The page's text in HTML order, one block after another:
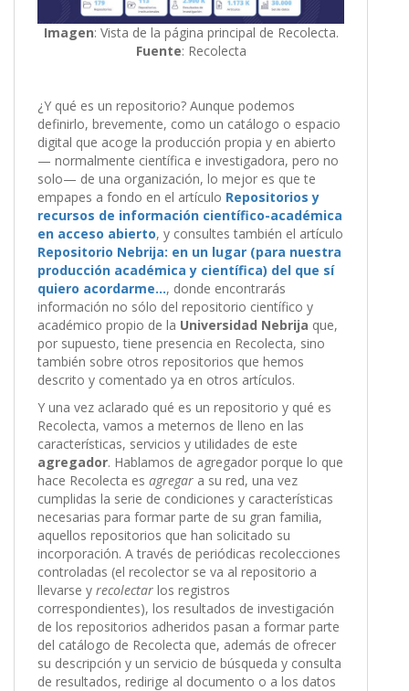
Imagen: Vista de la página principal de Recolecta.
Fuente: Recolecta
¿Y qué es un repositorio? Aunque podemos
definirlo, brevemente, como un catálogo o espacio
digital que acoge la producción propia y en abierto
— normalmente científica e investigadora, pero no
solo— de una organización, lo mejor es que te
empapes a fondo en el artículo Repositorios y
recursos de información científico-académica
en acceso abierto, y consultes también el artículo
Repositorio Nebrija: en un lugar (para nuestra
producción académica y científica) del que sí
quiero acordarme…, donde encontrarás
información no sólo del repositorio científico y
académico propio de la Universidad Nebrija que,
por supuesto, tiene presencia en Recolecta, sino
también sobre otros repositorios que hemos
descrito y comentado ya en otros artículos.
Y una vez aclarado qué es un repositorio y qué es
Recolecta, vamos a meternos de lleno en las
características, servicios y utilidades de este
agregador. Hablamos de agregador porque lo que
hace Recolecta es agregar a su red, una vez
cumplidas la serie de condiciones y características
necesarias para formar parte de su gran familia,
aquellos repositorios que han solicitado su
incorporación. A través de periódicas recolecciones
controladas (el recolector se va al repositorio a
llevarse y recolectar los registros
correspondientes), los resultados de investigación
de los repositorios adheridos pasan a formar parte
del catálogo de Recolecta que, además de ofrecer
su descripción y un servicio de búsqueda y consulta
de resultados, redirige al documento o a los datos